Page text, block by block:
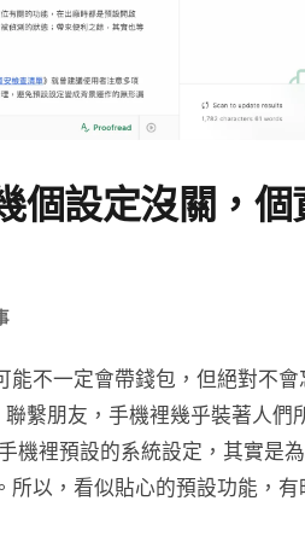
個設定沒關，個
不一定會帶錢包，但絕對不
繫朋友，手機裡幾乎裝著人們
機裡預設的系統設定，其實是
以，看似貼心的預設功能，